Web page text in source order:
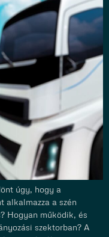
úgy, hogy a
alkalmazza a szén
Hogyan működik, és
szektorban? A